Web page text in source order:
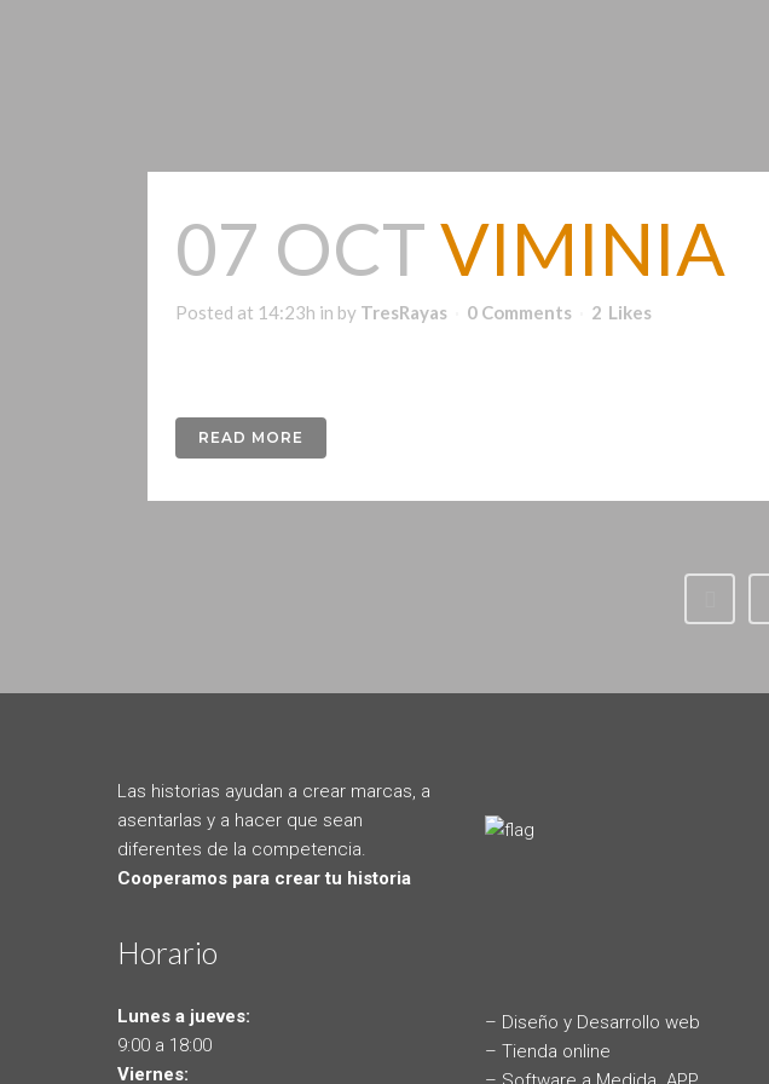
07 OCTVIMINIA
Posted at 14:23h in by TresRayas 0 Comments 2 Likes
READ MORE
Las historias ayudan a crear marcas, a
asentarlas y a hacer que sean
diferentes de la competencia.
Cooperamos para crear tu historia
Horario
Lunes a jueves:
9:00 a 18:00
Viernes:
– Diseño y Desarrollo web
– Tienda online